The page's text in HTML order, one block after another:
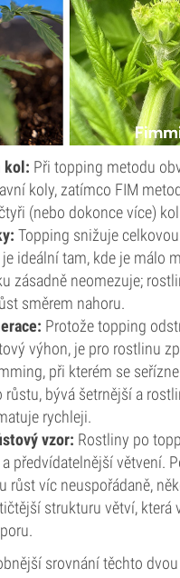
kol: Při topping metodu
koly, zatímco FIM
(nebo dokonce více)
Topping snižuje
ideální tam, kde je málo
zásadně neomezuje;
směrem nahoru.
Protože topping
výhon, je pro rostlinu
při kterém se
růstu, bývá šetrnější a
rychleji.
vzor: Rostliny po
předvídatelnější větvení.
růst víc neuspořádaně,
strukturu větví, která
srovnání těchto